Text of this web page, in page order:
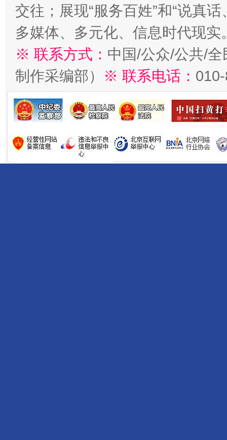
交往；展现“服务百姓”和“说真
多媒体、多元化、信息时代现实
※ 联系方式： 中国/公众/公共/
制作采编部）
※ 联系电话：